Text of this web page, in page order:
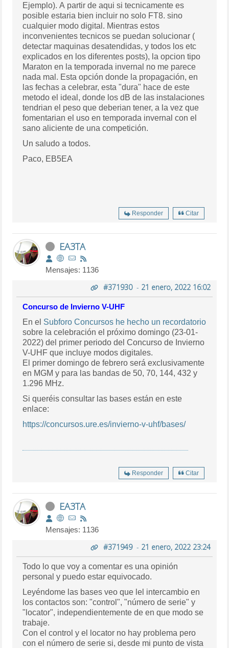
Ejemplo). A partir de aqui si tecnicamente es
posible estaria bien incluir no solo FT8. sino
cualquier modo digital. Mientras estos
inconvenientes tecnicos se puedan solucionar (
detectar maquinas desatendidas, y todos los etc
explicados en los diferentes posts), la opcion tipo
Maraton en la temporada invernal no me parece
nada mal. Esta opción donde la propagación, en
las fechas a celebrar, esta "dura" hace de este
metodo el ideal, donde los dB de las instalaciones
tendrian el peso que deberian tener, a la vez que
fomentarian el uso en temporada invernal con el
sano aliciente de una competición.
Un saludo a todos.
Paco, EB5EA
Responder Citar
EA3TA
Mensajes: 1136
#371930- 21 enero, 2022 16:02
Concurso de Invierno V-UHF
En el Subforo Concursos he hecho un recordatorio
sobre la celebración el próximo domingo (23-01-
2022) del primer periodo del Concurso de Invierno
V-UHF que incluye modos digitales.
El primer domingo de febrero será exclusivamente
en MGM y para las bandas de 50, 70, 144, 432 y
1.296 MHz.
Si queréis consultar las bases están en este
enlace:
https://concursos.ure.es/invierno-v-uhf/bases/
Responder Citar
EA3TA
Mensajes: 1136
#371949- 21 enero, 2022 23:24
Todo lo que voy a comentar es una opinión
personal y puedo estar equivocado.
Leyéndome las bases veo que lel intercambio en
los contactos son: "control", "número de serie" y
"locator", independientemente de en que modo se
trabaje.
Con el control y el locator no hay problema pero
con el número de serie si, desde mi punto de vista